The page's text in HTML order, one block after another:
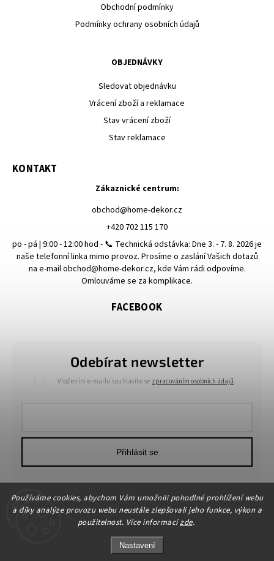
Používáme cookies, abychom Vám umožnili pohodlné prohlížení webu
a díky analýze provozu webu neustále zlepšovali jeho funkce, výkon a
použitelnost. Více informacízde.
Nastavení
Obchodní podmínky
Podmínky ochrany osobních údajů
OBJEDNÁVKY
Sledovat objednávku
Vrácení zboží a reklamace
Stav vrácení zboží
Stav reklamace
Odebírat newsletter
Vložením e-mailu souhlasíte se zpracováním osobních údajů.
Přihlásit se
KONTAKT
Zákaznické centrum:
obchod@home-dekor.cz
+420 702 115 170
po - pá | 9:00 - 12:00 hod - 📞 Technická odstávka: Dne 3. - 7. 8. 2026 je
naše telefonní linka mimo provoz. Prosíme o zaslání Vašich dotazů
na e-mail obchod@home-dekor.cz, kde Vám rádi odpovíme.
Omlouváme se za komplikace.
FACEBOOK
HOME-DEKOR.cz